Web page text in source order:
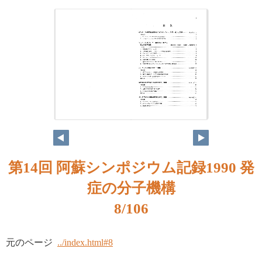
第14回 阿蘇シンポジウム記録1990 発
症の分子機構
8/106
元のページ ../index.html#8